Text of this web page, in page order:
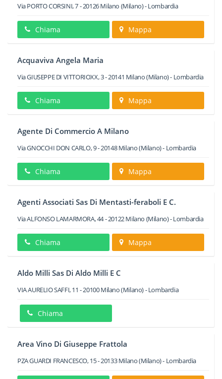
Via PORTO CORSINI, 7-20126Milano (Milano) -Lombardia
Chiama Mappa
Acquaviva Angela Maria
Via GIUSEPPE DI VITTORIOXX, 3-20141 Milano(Milano) - Lombardia
Chiama Mappa
Agente Di Commercio A Milano
Via GNOCCHI DON CARLO, 9-20148 Milano(Milano) - Lombardia
Chiama Mappa
Agenti Associati Sas Di Mentasti-feraboli E C.
Via ALFONSO LAMARMORA, 44-20122Milano (Milano) -Lombardia
Chiama Mappa
Aldo Milli Sas Di Aldo Milli E C
VIA AURELIO SAFFI, 11 -20100Milano(Milano) -Lombardia
Chiama
Area Vino Di Giuseppe Frattola
PZA GUARDI FRANCESCO, 15-20133 Milano(Milano) - Lombardia